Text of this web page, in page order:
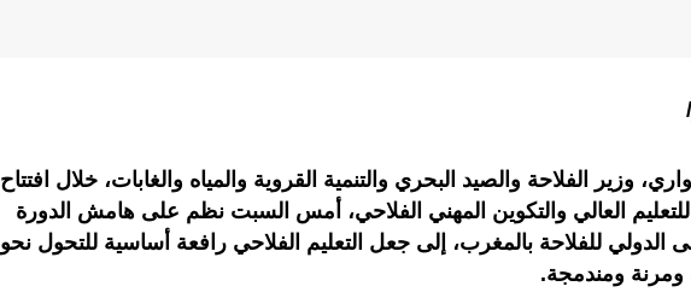
وزير الفلاحة والصيد البحري والتنمية القروية والمياه والغابات، خلال افتتاح
العالي والتكوين المهني الفلاحي، أمس السبت نظم على هامش الدورة
للملتقى الدولي للفلاحة بالمغرب، إلى جعل التعليم الفلاحي رافعة أساسية للتحول نحو
ومرنة ومندمجة.